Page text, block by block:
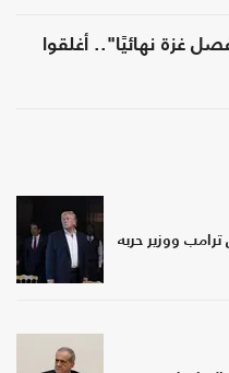
غزة نهائيًا".. أغلقوا
ووزير حربه